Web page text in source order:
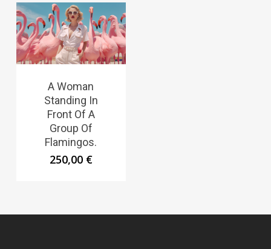
A Woman
Standing In
Front Of A
Group Of
Flamingos.
250,00 €